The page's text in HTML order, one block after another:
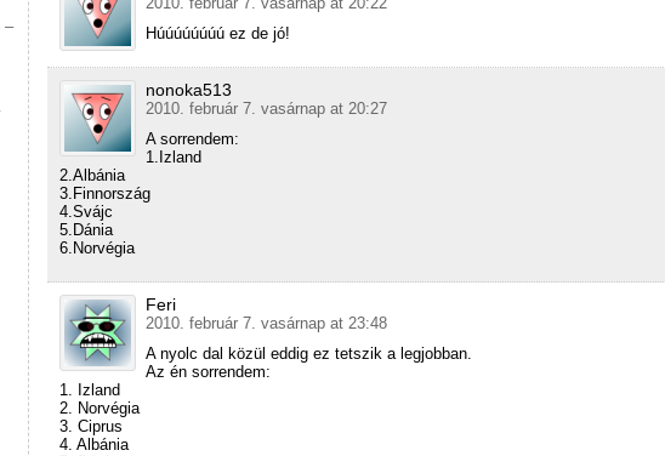
–
Húúúúúúúú ez de jó!
nonoka513
2010. február 7. vasárnap at 20:27
A sorrendem:
1.Izland
2.Albánia
3.Finnország
4.Svájc
5.Dánia
6.Norvégia
Feri
2010. február 7. vasárnap at 23:48
A nyolc dal közül eddig ez tetszik a legjobban.
Az én sorrendem:
1. Izland
2. Norvégia
3. Ciprus
4. Albánia